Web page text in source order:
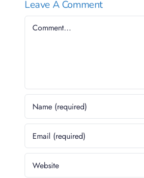
Leave A Comment
Comment